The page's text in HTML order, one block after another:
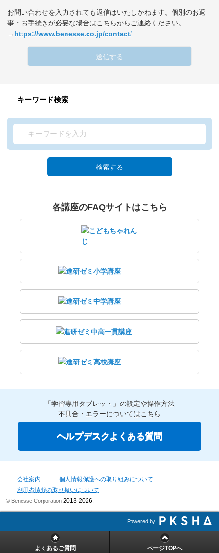
お問い合わせを入力されても返信はいたしかねます。個別のお返
事・お手続きが必要な場合はこちらからご連絡ください。
→ https://www.benesse.co.jp/contact/
送信する
キーワード検索
検索する
各講座のFAQサイトはこちら
「学習専用タブレット」の設定や操作方法
不具合・エラーについてはこちら
ヘルプデスクよくある質問
会社案内
個人情報保護への取り組みについて
利用者情報の取り扱いについて
© Benesse Corporation 2013-2026
Powered by